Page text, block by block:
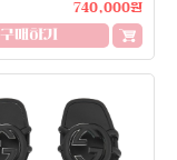
740,000원
구매하기